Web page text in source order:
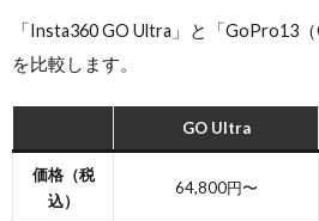
「Insta360 GO Ultra」と「GoPro13
を比較します。
GO Ultra
価格（税
込）
64,800円〜